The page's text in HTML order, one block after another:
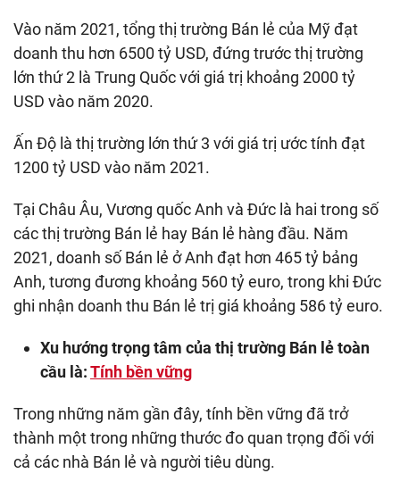
Vào năm 2021, tổng thị trường Bán lẻ của Mỹ đạt
doanh thu hơn 6500 tỷ USD, đứng trước thị trường
lớn thứ 2 là Trung Quốc với giá trị khoảng 2000 tỷ
USD vào năm 2020.
Ấn Độ là thị trường lớn thứ 3 với giá trị ước tính đạt
1200 tỷ USD vào năm 2021.
Tại Châu Âu, Vương quốc Anh và Đức là hai trong số
các thị trường Bán lẻ hay Bán lẻ hàng đầu. Năm
2021, doanh số Bán lẻ ở Anh đạt hơn 465 tỷ bảng
Anh, tương đương khoảng 560 tỷ euro, trong khi Đức
ghi nhận doanh thu Bán lẻ trị giá khoảng 586 tỷ euro.
Xu hướng trọng tâm của thị trường Bán lẻ toàn
cầu là:Tính bền vững
Trong những năm gần đây, tính bền vững đã trở
thành một trong những thước đo quan trọng đối với
cả các nhà Bán lẻ và người tiêu dùng.